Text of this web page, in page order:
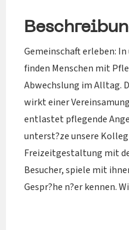
Gemeinschaft erleben:
finden Menschen mit
Abwechslung im Alltag.
wirkt einer
entlastet pflegende
unterst?ze unsere
Freizeitgestaltung mit
Besucher, spiele mit
Gespr?he n?er kennen.